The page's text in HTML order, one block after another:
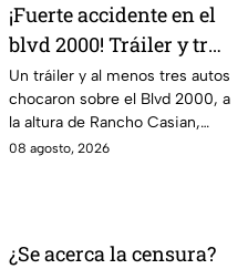
¡Fuerte accidente en el
blvd 2000! Tráiler y tres
autos chocan a la
altura de Rancho
Casian
Un tráiler y al menos tres autos
chocaron sobre el Blvd 2000, a
la altura de Rancho Casian,
provocando
08 agosto, 2026
¿Se acerca la censura?